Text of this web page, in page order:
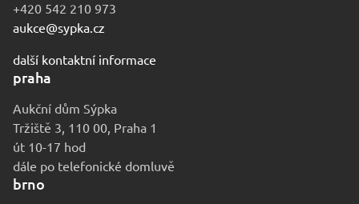
+420 542 210 973
aukce@sypka.cz
další kontaktní informace
praha
Aukční dům Sýpka
Tržiště 3, 110 00, Praha 1
út 10-17 hod
dále po telefonické domluvě
brno